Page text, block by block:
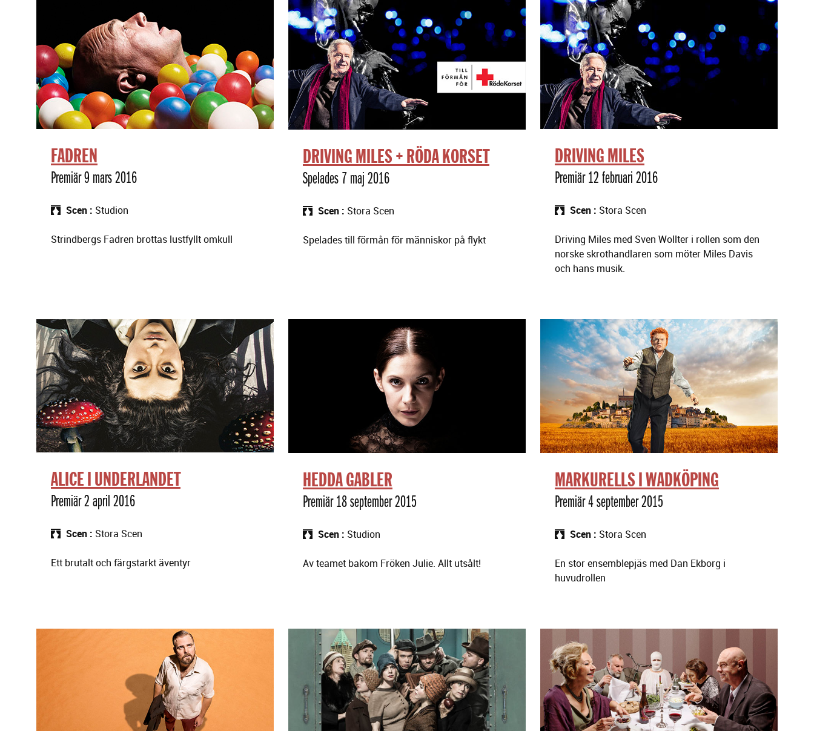
i
n
g
FADREN
Premiär 9 mars 2016
Scen Studion
Strindbergs Fadren brottas lustfyllt omkull
DRIVING MILES + RÖDA KORSET
Spelades 7 maj 2016
Scen Stora Scen
Spelades till förmån för människor på flykt
DRIVING MILES
Premiär 12 februari 2016
Scen Stora Scen
Driving Miles med Sven Wollter i rollen som den
norske skrothandlaren som möter Miles Davis
och hans musik.
ALICE I UNDERLANDET
Premiär 2 april 2016
Scen Stora Scen
Ett brutalt och färgstarkt äventyr
HEDDA GABLER
Premiär 18 september 2015
Scen Studion
Av teamet bakom Fröken Julie. Allt utsålt!
MARKURELLS I WADKÖPING
Premiär 4 september 2015
Scen Stora Scen
En stor ensemblepjäs med Dan Ekborg i
huvudrollen